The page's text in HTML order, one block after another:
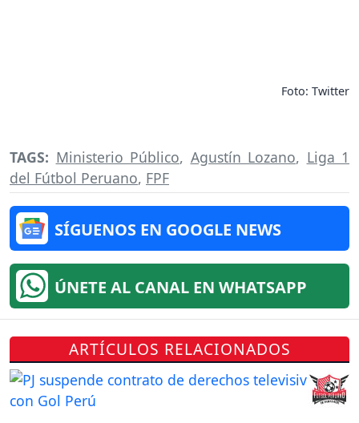
Foto: Twitter
TAGS: Ministerio Público, Agustín Lozano, Liga 1
del Fútbol Peruano, FPF
SÍGUENOS EN GOOGLE NEWS
ÚNETE AL CANAL EN WHATSAPP
ARTÍCULOS RELACIONADOS